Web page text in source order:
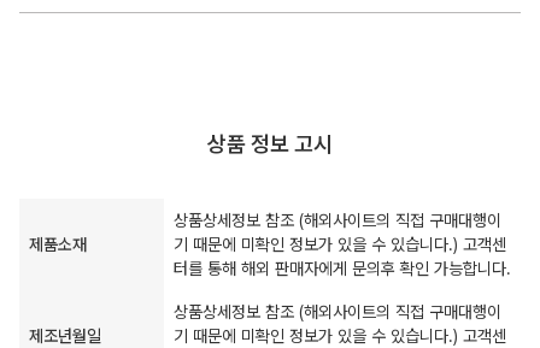
상품 정보 고시
제품소재
상품상세정보 참조 (해외사이트의 직접 구매대행이
기 때문에 미확인 정보가 있을 수 있습니다.) 고객센
터를 통해 해외 판매자에게 문의후 확인 가능합니다.
제조년월일
상품상세정보 참조 (해외사이트의 직접 구매대행이
기 때문에 미확인 정보가 있을 수 있습니다.) 고객센